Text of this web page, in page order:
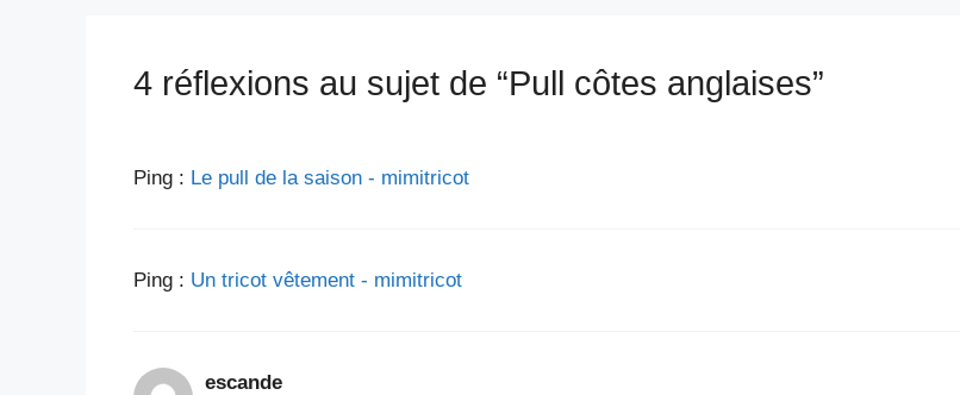
4 réflexions au sujet de “Pull côtes anglaises”
Ping : Le pull de la saison - mimitricot
Ping : Un tricot vêtement - mimitricot
escande